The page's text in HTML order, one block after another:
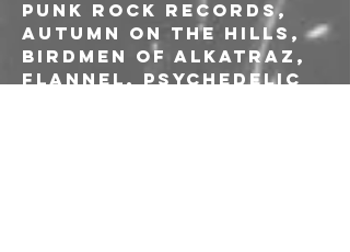
punk rock records,
autumn on the hills,
Birdmen Of Alkatraz,
flannel, psychedelic